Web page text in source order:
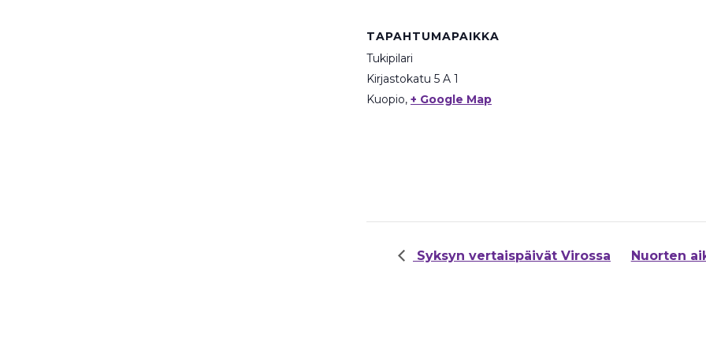
TAPAHTUMAPAIKKA
Tukipilari
Kirjastokatu 5 A 1
Kuopio, + Google Map
Syksyn vertaispäivät Virossa Nuorten